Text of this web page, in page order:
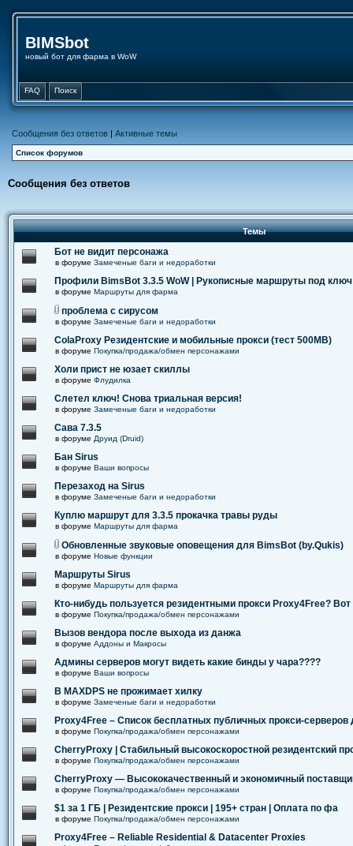
BIMSbot
новый бот для фарма в WoW
FAQ Поиск
Сообщения без ответов | Активные темы
Список форумов
Сообщения без ответов
Темы
Бот не видит персонажа
в форуме Замеченые баги и недоработки
Профили BimsBot 3.3.5 WoW | Рукописные маршруты под ключ
в форуме Маршруты для фарма
проблема с сирусом
в форуме Замеченые баги и недоработки
ColaProxy Резидентские и мобильные прокси (тест 500MB)
в форуме Покупка/продажа/обмен персонажами
Холи прист не юзает скиллы
в форуме Флудилка
Слетел ключ! Снова триальная версия!
в форуме Замеченые баги и недоработки
Сава 7.3.5
в форуме Друид (Druid)
Бан Sirus
в форуме Ваши вопросы
Перезаход на Sirus
в форуме Замеченые баги и недоработки
Куплю маршрут для 3.3.5 прокачка травы руды
в форуме Маршруты для фарма
Обновленные звуковые оповещения для BimsBot (by.Qukis)
в форуме Новые функции
Маршруты Sirus
в форуме Маршруты для фарма
Кто-нибудь пользуется резидентными прокси Proxy4Free? Вот
в форуме Покупка/продажа/обмен персонажами
Вызов вендора после выхода из данжа
в форуме Аддоны и Макросы
Админы серверов могут видеть какие бинды у чара????
в форуме Ваши вопросы
В MAXDPS не прожимает хилку
в форуме Замеченые баги и недоработки
Proxy4Free – Список бесплатных публичных прокси-серверов
в форуме Покупка/продажа/обмен персонажами
CherryProxy | Стабильный высокоскоростной резидентский
в форуме Покупка/продажа/обмен персонажами
CherryProxy — Высококачественный и экономичный
в форуме Покупка/продажа/обмен персонажами
$1 за 1 ГБ | Резидентские прокси | 195+ стран | Оплата по фа
в форуме Покупка/продажа/обмен персонажами
Proxy4Free – Reliable Residential & Datacenter Proxies